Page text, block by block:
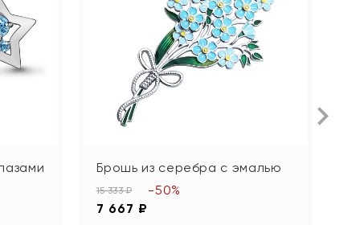
Брошь из серебра с эмалью
15 333 ₽
7 667 ₽
-50%